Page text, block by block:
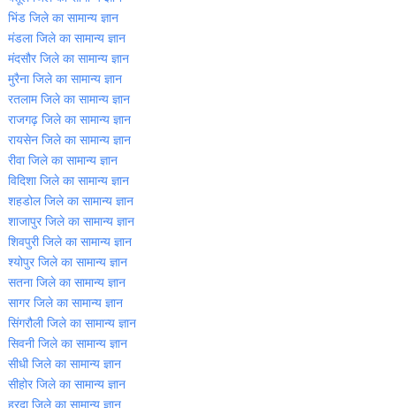
भिंड जिले का सामान्‍य ज्ञान
मंडला जिले का सामान्‍य ज्ञान
मंदसौर जिले का सामान्‍य ज्ञान
मुरैना जिले का सामान्‍य ज्ञान
रतलाम जिले का सामान्‍य ज्ञान
राजगढ़ जिले का सामान्‍य ज्ञान
रायसेन जिले का सामान्‍य ज्ञान
रीवा जिले का सामान्‍य ज्ञान
विदिशा जिले का सामान्‍य ज्ञान
शहडोल जिले का सामान्‍य ज्ञान
शाजापुर जिले का सामान्‍य ज्ञान
शिवपुरी जिले का सामान्‍य ज्ञान
श्‍योपुर जिले का सामान्‍य ज्ञान
सतना जिले का सामान्‍य ज्ञान
सागर जिले का सामान्‍य ज्ञान
सिंगरौली जिले का सामान्‍य ज्ञान
सिवनी जिले का सामान्‍य ज्ञान
सीधी जिले का सामान्‍य ज्ञान
सीहोर जिले का सामान्‍य ज्ञान
हरदा जिले का सामान्‍य ज्ञान